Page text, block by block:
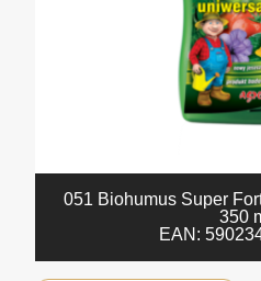
051 Biohumus Super
350
EAN: